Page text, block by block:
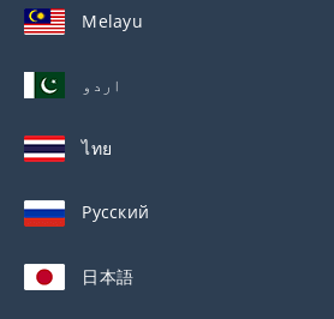
Melayu
اردو
ไทย
Русский
日本語